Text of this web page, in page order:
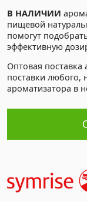
В НАЛИЧИИ
пищевой
помогут
эффективную
Оптовая поставка
поставки любого,
ароматизатора в